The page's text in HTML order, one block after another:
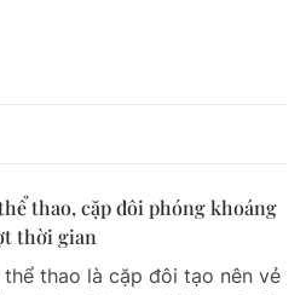
thao, cặp đôi phóng khoáng
thời gian
thao là cặp đôi tạo nên vẻ